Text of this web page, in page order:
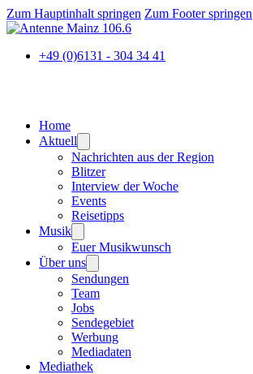
Zum Hauptinhalt springen Zum Footer springen
+49 (0)6131 - 304 34 41
Home
Aktuell
Nachrichten aus der Region
Blitzer
Interview der Woche
Events
Reisetipps
Musik
Euer Musikwunsch
Über uns
Sendungen
Team
Jobs
Sendegebiet
Werbung
Mediadaten
Mediathek